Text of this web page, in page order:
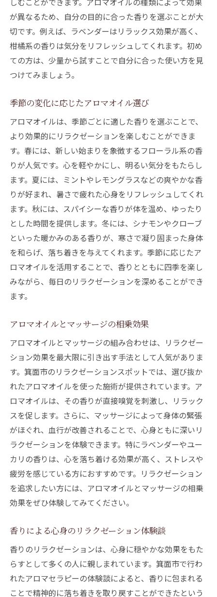
が異なるため、自分の目的に合った香りを選ぶことが大
切です。例えば、ラベンダーはリラックス効果が高く、
柑橘系の香りは気分をリフレッシュしてくれます。初め
ての方は、少量から試すことで自分に合った使い方を見
つけてみましょう。
季節の変化に応じたアロマオイル選び
アロマオイルは、季節ごとに適した香りを選ぶことで、
より効果的にリラクゼーションを楽しむことができま
す。春には、新しい始まりを象徴するフローラル系の香
りが人気です。心を軽やかにし、明るい気分をもたらし
ます。夏には、ミントやレモングラスなどの爽やかな香
りが好まれ、暑さで疲れた心身をリフレッシュしてくれ
ます。秋には、スパイシーな香りが体を温め、ゆったり
とした時間を提供します。冬には、シナモンやクローブ
といった暖かみのある香りが、寒さで凝り固まった身体
を和らげ、落ち着きを与えてくれます。季節に応じたア
ロマオイルを活用することで、香りとともに四季を楽し
みながら、毎日のリラクゼーションを深めることができ
ます。
アロマオイルとマッサージの相乗効果
アロマオイルとマッサージの組み合わせは、リラクゼー
ション効果を最大限に引き出す手法として人気がありま
す。箕面市のリラクゼーションスポットでは、選び抜か
れたアロマオイルを使った施術が提供されています。ア
ロマオイルは、その香りが直接嗅覚を刺激し、リラック
スを促します。さらに、マッサージによって身体の緊張
がほぐれ、血行が改善されることで、心身ともに深いリ
ラクゼーションを体験できます。特にラベンダーやユー
カリの香りは、心を落ち着ける効果が高く、ストレスや
疲労を感じている方におすすめです。リラクゼーション
を追求したい方には、アロマオイルとマッサージの相乗
効果をぜひ体験してみてください。
香りによる心身のリラクゼーション体験談
香りのリラクゼーションは、心身に穏やかな効果をもた
らすとして多くの人に親しまれています。箕面市で行わ
れたアロマセラピーの体験談によると、香りに包まれる
ことで精神的に落ち着きを取り戻すことができたという